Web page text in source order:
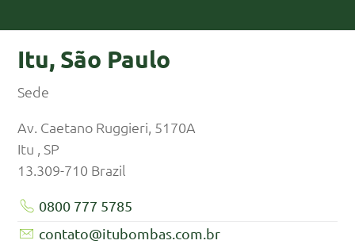
Itu, São Paulo
Sede
Av. Caetano Ruggieri, 5170A
Itu , SP
13.309-710 Brazil
0800 777 5785
contato@itubombas.com.br